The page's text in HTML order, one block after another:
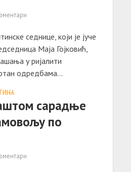
седнице, који је јуче
Маја Гојковић,
у ријалити
одредбама...
сарадње
по